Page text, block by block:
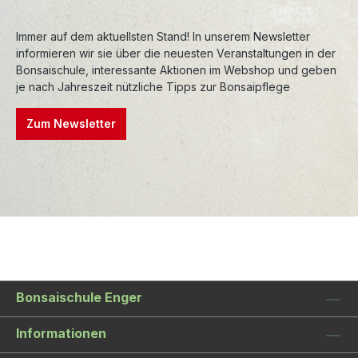
entstanden, bei hohen Temperaturen gebrannt
und sind entsprechend frostfest.
Premiumschalen werden aufwendig
nachbearbeitet, wodurch die Formen und
Konturen sehr präzise sind. Auch die Glasuren
sind oft einzigartig und verleihen den Schalen
Immer auf dem aktuellsten Stand! In unserem Newsletter
informieren wir sie über die neuesten Veranstaltungen in der
Bonsaischule, interessante Aktionen im Webshop und geben
je nach Jahreszeit nützliche Tipps zur Bonsaipflege
Zum Newsletter
Bonsaischule Enger
Informationen